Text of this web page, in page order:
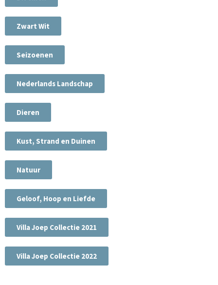
Zwart Wit
Seizoenen
Nederlands Landschap
Dieren
Kust, Strand en Duinen
Natuur
Geloof, Hoop en Liefde
Villa Joep Collectie 2021
Villa Joep Collectie 2022